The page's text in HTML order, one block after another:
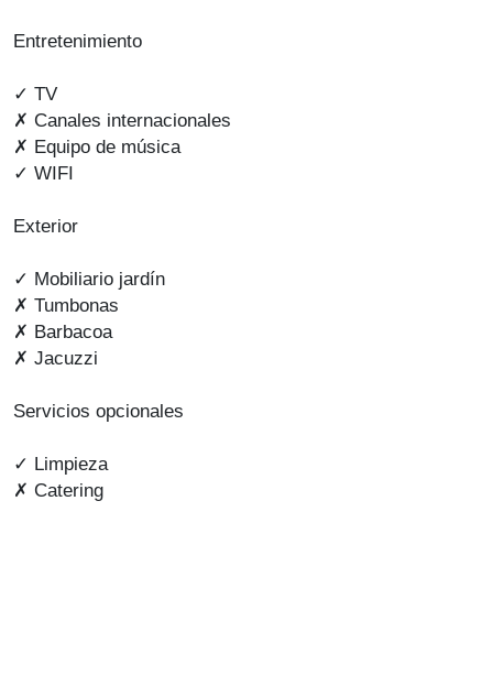
Entretenimiento
✓ TV
✗ Canales internacionales
✗ Equipo de música
✓ WIFI
Exterior
✓ Mobiliario jardín
✗ Tumbonas
✗ Barbacoa
✗ Jacuzzi
Servicios opcionales
✓ Limpieza
✗ Catering